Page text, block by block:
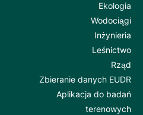
Ekologia
Wodociągi
Inżynieria
Leśnictwo
Rząd
Zbieranie danych EUDR
Aplikacja do badań
terenowych